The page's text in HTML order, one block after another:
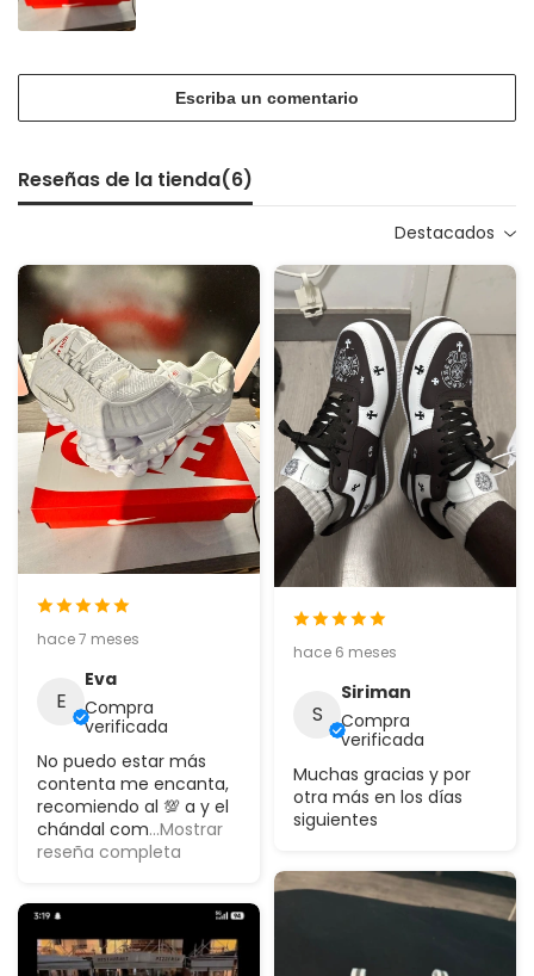
Escriba un comentario
Reseñas de la tienda(6)
Destacados
hace 7 meses
E
Eva
Compra
verificada
No puedo estar más
contenta me encanta,
recomiendo al 💯 a y el
chándal com...Mostrar
reseña completa
hace 6 meses
S
Siriman
Compra
verificada
Muchas gracias y por
otra más en los días
siguientes